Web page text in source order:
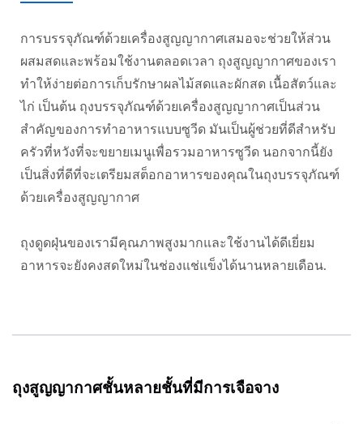
การบรรจุภัณฑ์ด้วยเครื่องสูญญากาศเสมอจะช่วยให้ส่วน
ผสมสดและพร้อมใช้งานตลอดเวลา ถุงสูญญากาศของเรา
ทำให้ง่ายต่อการเก็บรักษาผลไม้สดและผักสด เนื้อสัตว์และ
ไก่ เป็นต้น ถุงบรรจุภัณฑ์ด้วยเครื่องสูญญากาศเป็นส่วน
สำคัญของการทำอาหารแบบซูวีด มันเป็นผู้ช่วยที่ดีสำหรับ
ครัวที่หวังที่จะขยายเมนูเพื่อรวมอาหารซูวีด นอกจากนี้ยัง
เป็นสิ่งที่ดีที่จะเตรียมสต็อกอาหารของคุณในถุงบรรจุภัณฑ์
ด้วยเครื่องสูญญากาศ
ถุงดูดฝุ่นของเรามีคุณภาพสูงมากและใช้งานได้ดีเยี่ยม
อาหารจะยังคงสดใหม่ในช่องแช่แข็งได้นานหลายเดือน.
ถุงสูญญากาศชั้นหลายชั้นที่มีการเจือจาง